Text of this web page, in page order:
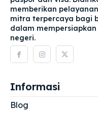
memberikan
mitra terpercaya bagi
dalam
negeri.
Informasi
Blog